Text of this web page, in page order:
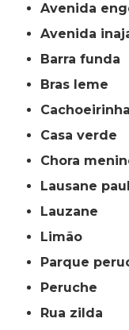
avenida
avenida
barra funda
bras leme
cachoeirinha
casa verde
chora
lausane
lauzane
limão
parque
peruche
rua zilda